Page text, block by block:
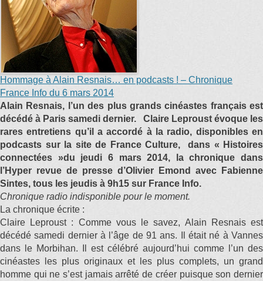
Hommage à Alain Resnais… en podcasts ! – Chronique
France Info du 6 mars 2014
Alain Resnais, l’un des plus grands cinéastes français est
décédé à Paris samedi dernier. Claire Leproust évoque les
rares entretiens qu’il a accordé à la radio, disponibles en
podcasts sur la site de France Culture, dans « Histoires
connectées »du jeudi 6 mars 2014, la chronique dans
l’Hyper revue de presse d’Olivier Emond avec Fabienne
Sintes, tous les jeudis à 9h15 sur France Info.
Chronique radio indisponible pour le moment.
La chronique écrite :
Claire Leproust : Comme vous le savez, Alain Resnais est
décédé samedi dernier à l’âge de 91 ans. Il était né à Vannes
dans le Morbihan. Il est célébré aujourd’hui comme l’un des
cinéastes les plus originaux et les plus complets, un grand
homme qui ne s’est jamais arrêté de créer puisque son dernier